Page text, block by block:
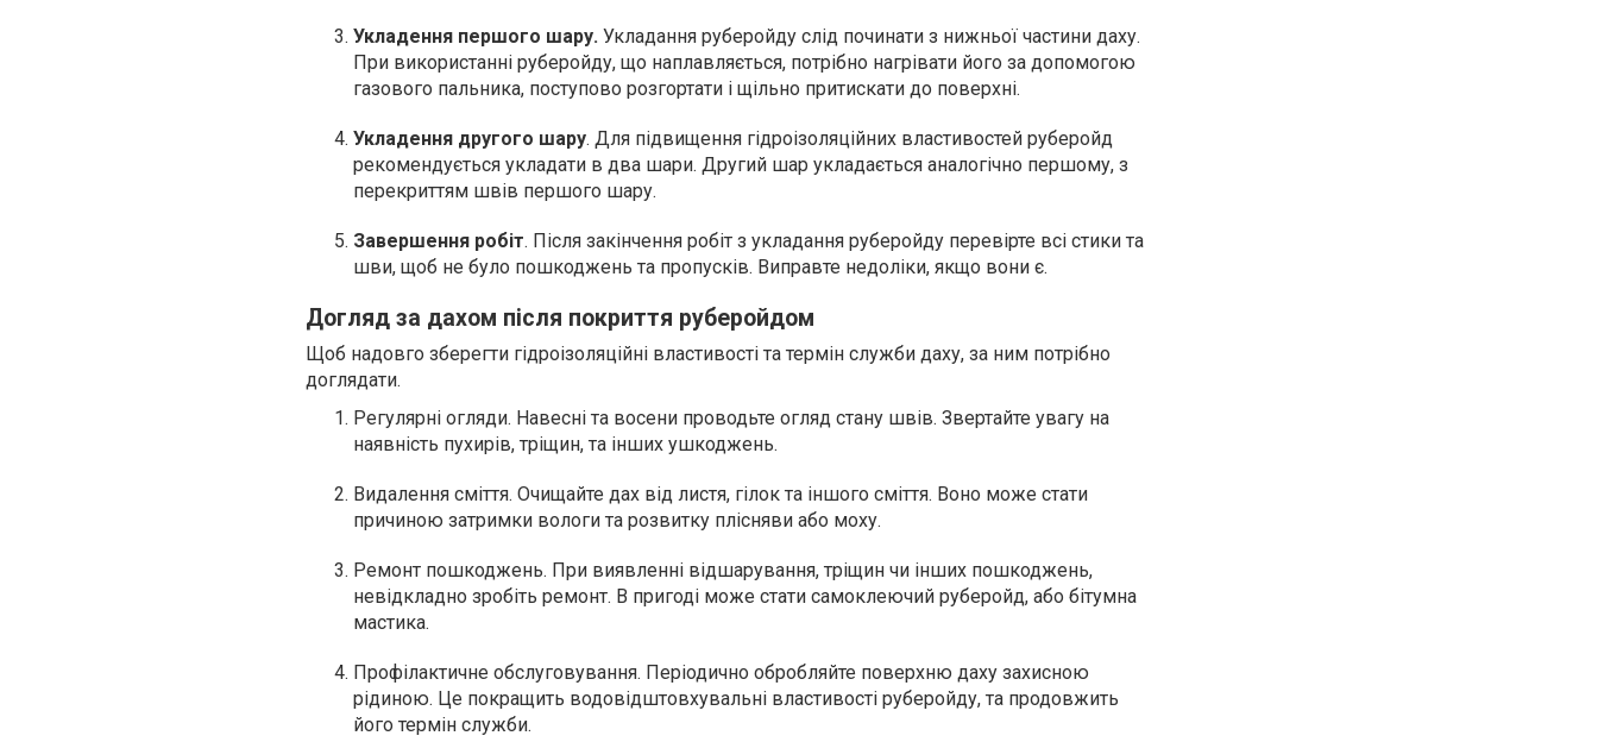
Укладення першого шару. Укладання руберойду слід починати з нижньої частини даху.
При використанні руберойду, що наплавляється, потрібно нагрівати його за допомогою
газового пальника, поступово розгортати і щільно притискати до поверхні.
Укладення другого шару. Для підвищення гідроізоляційних властивостей руберойд
рекомендується укладати в два шари. Другий шар укладається аналогічно першому, з
перекриттям швів першого шару.
Завершення робіт. Після закінчення робіт з укладання руберойду перевірте всі стики та
шви, щоб не було пошкоджень та пропусків. Виправте недоліки, якщо вони є.
Догляд за дахом після покриття руберойдом
Щоб надовго зберегти гідроізоляційні властивості та термін служби даху, за ним потрібно
доглядати.
Регулярні огляди. Навесні та восени проводьте огляд стану швів. Звертайте увагу на
наявність пухирів, тріщин, та інших ушкоджень.
Видалення сміття. Очищайте дах від листя, гілок та іншого сміття. Воно може стати
причиною затримки вологи та розвитку плісняви або моху.
Ремонт пошкоджень. При виявленні відшарування, тріщин чи інших пошкоджень,
невідкладно зробіть ремонт. В пригоді може стати самоклеючий руберойд, або бітумна
мастика.
Профілактичне обслуговування. Періодично обробляйте поверхню даху захисною
рідиною. Це покращить водовідштовхувальні властивості руберойду, та продовжить
його термін служби.